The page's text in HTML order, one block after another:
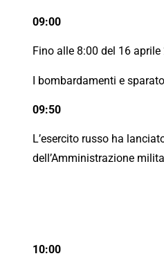
09:00
Fino alle 8:00 del 16
I bombardamenti e
09:50
L’esercito russo ha
dell’Amministrazione
10:00